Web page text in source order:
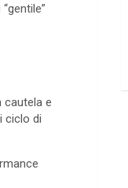
cautela e
ciclo di